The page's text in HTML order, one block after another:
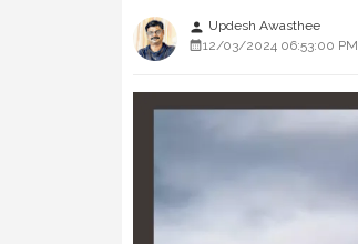
person Updesh Awasthee
12/03/2024 06:53:00 PM